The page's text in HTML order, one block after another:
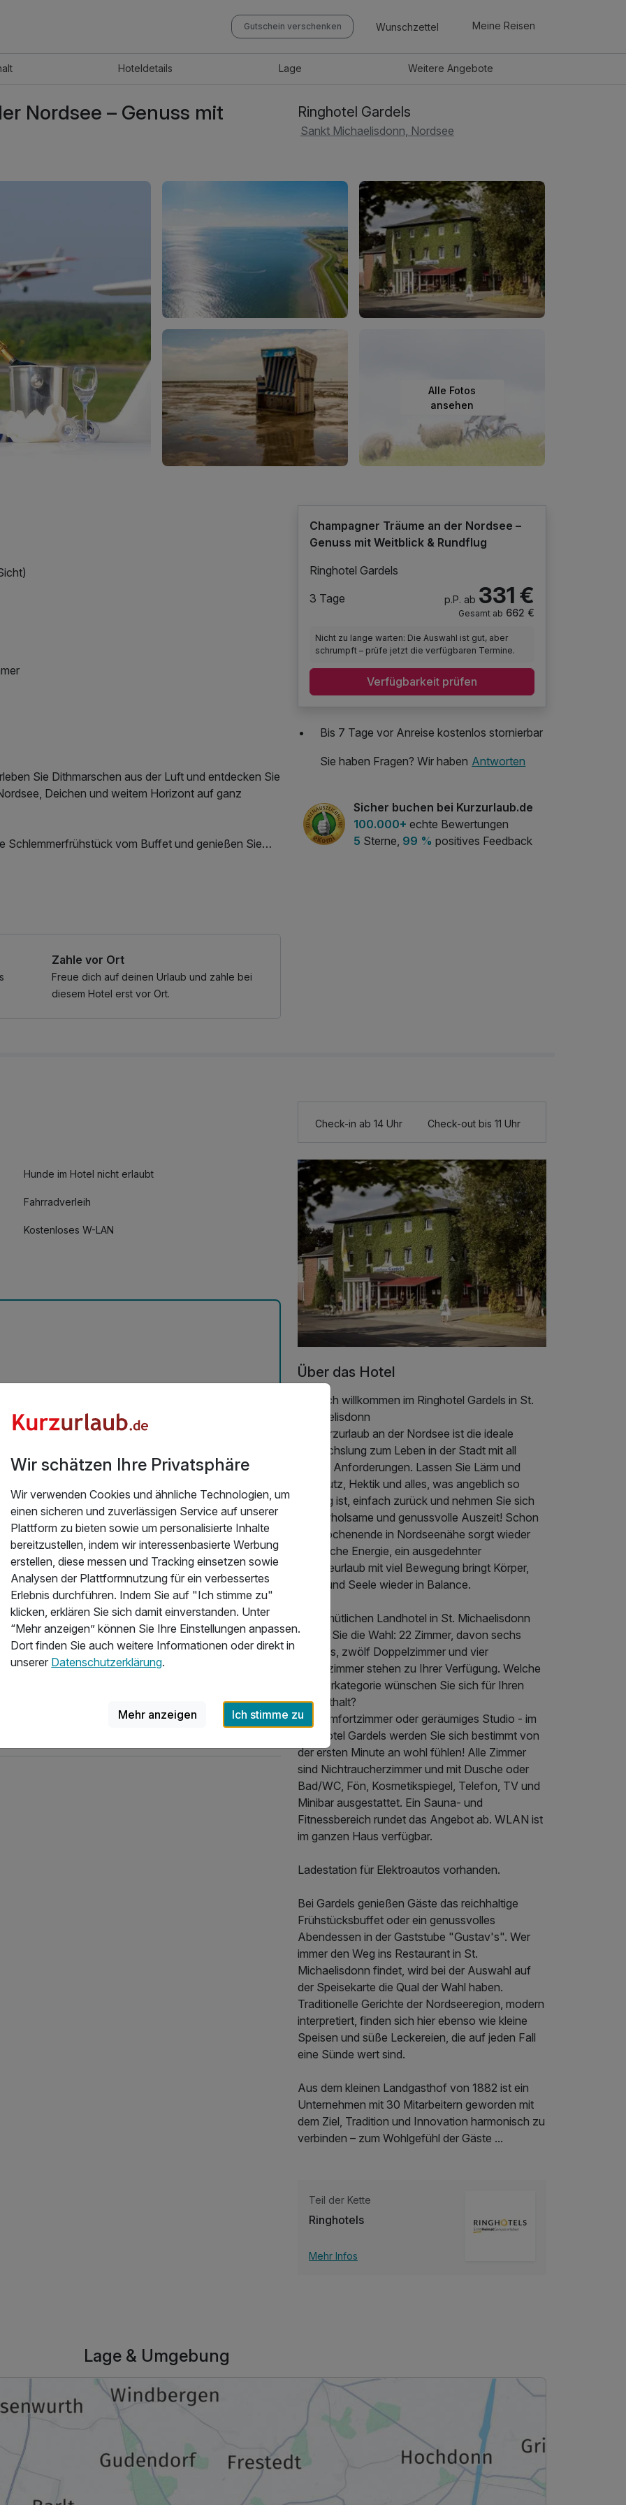
Gutschein verschenken Wunschzettel Meine Reisen
Hoteldetails Lage WeitereAngebote
Nordsee – Genuss mit
Ringhotel Gardels
Sankt Michaelisdonn, Nordsee
Alle Fotos
ansehen
Sie Dithmarschen aus der Luft und entdecken Sie
Deichen und weitem Horizont auf ganz
Schlemmerfrühstück vom Buffet und genießen Sie
Nordseeküste. Das Highlight Ihres Aufenthalts ist
der Ihnen einzigartige Ausblicke auf das
eröffnet.
Aperitif auf Ihre Auszeit an.
und unvergesslicher Ausblicke – für alle, die das
Nutzung des Fitnessbereichs, W-LAN Nutzung /
Zahle vor Ort
Freue dich auf deinen Urlaub und zahle bei
diesem Hotel erst vor Ort.
Champagner Träume an der Nordsee –
Genuss mit Weitblick & Rundflug
Ringhotel Gardels
3 Tage
p.P. ab 331 €
Gesamt ab 662 €
Nicht zu lange warten: Die Auswahl ist gut, aber
schrumpft – prüfe jetzt die verfügbaren Termine.
Verfügbarkeit prüfen
Bis 7 Tage vor Anreise kostenlos stornierbar
Sie haben Fragen? Wir haben Antworten
Sicher buchen bei Kurzurlaub.de
100.000+ echte Bewertungen
5 Sterne, 99 % positives Feedback
Hunde im Hotel nicht erlaubt
Fahrradverleih
Kostenloses W-LAN
Check-in ab 14 Uhr Check-out bis 11 Uhr
Über das Hotel
Herzlich willkommen im Ringhotel Gardels in St.
Michaelisdonn
Ein Kurzurlaub an der Nordsee ist die ideale
Abwechslung zum Leben in der Stadt mit all
seinen Anforderungen. Lassen Sie Lärm und
Schmutz, Hektik und alles, was angeblich so
wichtig ist, einfach zurück und nehmen Sie sich
eine erholsame und genussvolle Auszeit! Schon
ein Wochenende in Nordseenähe sorgt wieder
für frische Energie, ein ausgedehnter
Norseeurlaub mit viel Bewegung bringt Körper,
Geist und Seele wieder in Balance.
Im gemütlichen Landhotel in St. Michaelisdonn
haben Sie die Wahl: 22 Zimmer, davon sechs
Studios, zwölf Doppelzimmer und vier
Einzelzimmer stehen zu Ihrer Verfügung. Welche
Zimmerkategorie wünschen Sie sich für Ihren
Aufenthalt?
Ob Komfortzimmer oder geräumiges Studio - im
Ringhotel Gardels werden Sie sich bestimmt von
der ersten Minute an wohl fühlen! Alle Zimmer
sind Nichtraucherzimmer und mit Dusche oder
Bad/WC, Fön, Kosmetikspiegel, Telefon, TV und
Minibar ausgestattet. Ein Sauna- und
Fitnessbereich rundet das Angebot ab. WLAN ist
im ganzen Haus verfügbar.
Ladestation für Elektroautos vorhanden.
Bei Gardels genießen Gäste das reichhaltige
Frühstücksbuffet oder ein genussvolles
Abendessen in der Gaststube "Gustav's". Wer
immer den Weg ins Restaurant in St.
Michaelisdonn findet, wird bei der Auswahl auf
der Speisekarte die Qual der Wahl haben.
Traditionelle Gerichte der Nordseeregion, modern
interpretiert, finden sich hier ebenso wie kleine
Speisen und süße Leckereien, die auf jeden Fall
eine Sünde wert sind.
Aus dem kleinen Landgasthof von 1882 ist ein
Unternehmen mit 30 Mitarbeitern geworden mit
dem Ziel, Tradition und Innovation harmonisch zu
verbinden – zum Wohlgefühl der Gäste ...
Teil der Kette
Ringhotels
Mehr Infos
Lage & Umgebung
Wir schätzen Ihre Privatsphäre
Wir verwenden Cookies und ähnliche Technologien, um
einen sicheren und zuverlässigen Service auf unserer
Plattform zu bieten sowie um personalisierte Inhalte
bereitzustellen, indem wir interessenbasierte Werbung
erstellen, diese messen und Tracking einsetzen sowie
Analysen der Plattformnutzung für ein verbessertes
Erlebnis durchführen. Indem Sie auf "Ich stimme zu"
klicken, erklären Sie sich damit einverstanden. Unter
“Mehr anzeigen” können Sie Ihre Einstellungen anpassen.
Dort finden Sie auch weitere Informationen oder direkt in
unserer Datenschutzerklärung.
Mehr anzeigen Ich stimme zu